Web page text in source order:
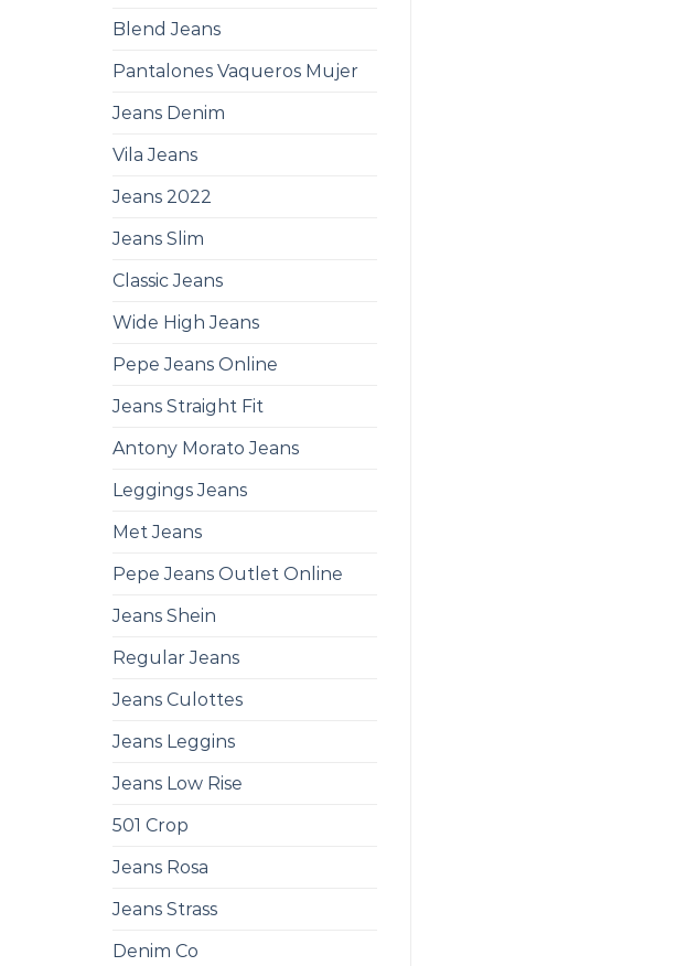
Blend Jeans
Pantalones Vaqueros Mujer
Jeans Denim
Vila Jeans
Jeans 2022
Jeans Slim
Classic Jeans
Wide High Jeans
Pepe Jeans Online
Jeans Straight Fit
Antony Morato Jeans
Leggings Jeans
Met Jeans
Pepe Jeans Outlet Online
Jeans Shein
Regular Jeans
Jeans Culottes
Jeans Leggins
Jeans Low Rise
501 Crop
Jeans Rosa
Jeans Strass
Denim Co